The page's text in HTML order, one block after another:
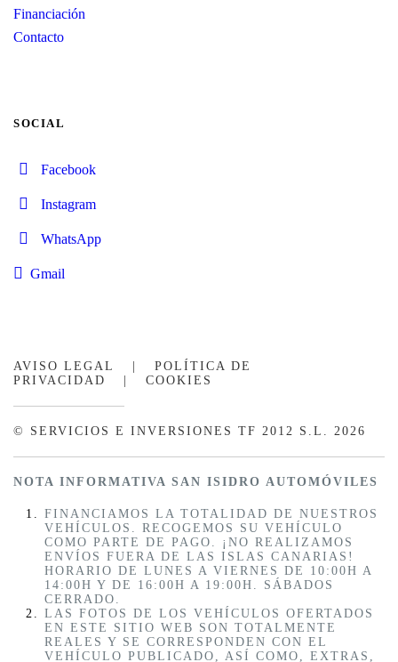
Financiación
Contacto
SOCIAL
Facebook
Instagram
WhatsApp
Gmail
AVISO LEGAL
POLÍTICA DE
PRIVACIDAD
COOKIES
© SERVICIOS E INVERSIONES TF 2012 S.L. 2026
NOTA INFORMATIVA SAN ISIDRO AUTOMÓVILES
FINANCIAMOS LA TOTALIDAD DE NUESTROS
VEHÍCULOS. RECOGEMOS SU VEHÍCULO
COMO PARTE DE PAGO. ¡NO REALIZAMOS
ENVÍOS FUERA DE LAS ISLAS CANARIAS!
HORARIO DE LUNES A VIERNES DE 10:00H A
14:00H Y DE 16:00H A 19:00H. SÁBADOS
CERRADO.
LAS FOTOS DE LOS VEHÍCULOS OFERTADOS
EN ESTE SITIO WEB SON TOTALMENTE
REALES Y SE CORRESPONDEN CON EL
VEHÍCULO PUBLICADO, ASÍ COMO, EXTRAS,